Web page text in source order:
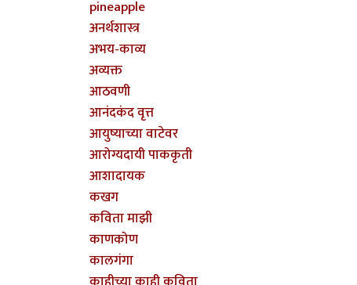
pineapple
अनर्थशास्त्र
अभय-काव्य
अव्यक्त
आठवणी
आनंदकंद वृत्त
आयुष्याच्या वाटेवर
आरोग्यदायी पाककृती
आशादायक
कखग
कविता माझी
काणकोण
कालगंगा